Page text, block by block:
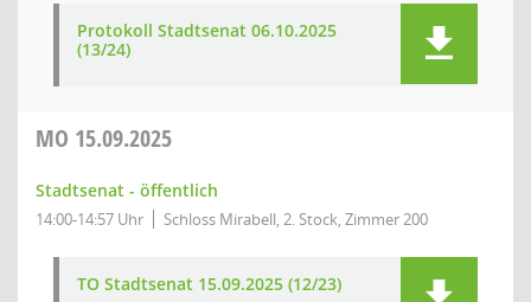
Protokoll Stadtsenat 06.10.2025
(13/24)
MO 15.09.2025
Stadtsenat - öffentlich
14:00-14:57 Uhr Schloss Mirabell, 2. Stock, Zimmer 200
TO Stadtsenat 15.09.2025 (12/23)